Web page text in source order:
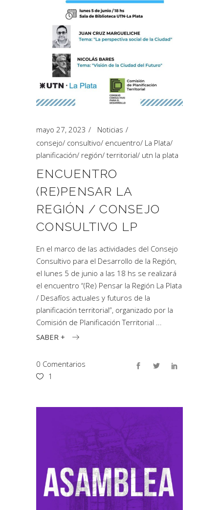
mayo 27, 2023
Noticias
consejo/ consultivo/ encuentro/ La Plata/
planificación/ región/ territorial/ utn la plata
ENCUENTRO
(RE)PENSAR LA
REGIÓN / CONSEJO
CONSULTIVO LP
En el marco de las actividades del Consejo
Consultivo para el Desarrollo de la Región,
el lunes 5 de junio a las 18 hs se realizará
el encuentro “(Re) Pensar la Región La Plata
/ Desafíos actuales y futuros de la
planificación territorial”, organizado por la
Comisión de Planificación Territorial
SABER +
0 Comentarios
1